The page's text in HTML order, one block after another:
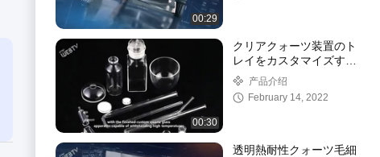
00:29
00:30
クリアクォーツ装置のト
レイをカスタマイズする
シリコン・ウェーファー
2.2g/cm3
产品介绍
February 14, 2022
透明熱耐性クォーツ毛細